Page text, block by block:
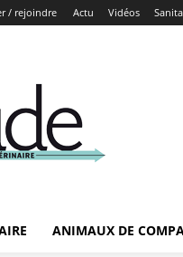
/ rejoindre Actu Vidéos
ANIMAUX DE